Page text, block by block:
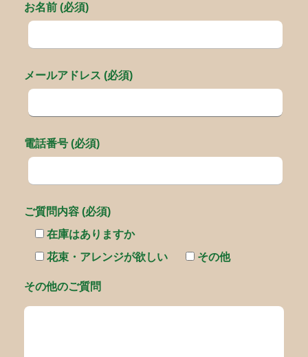
お名前 (必須)
メールアドレス (必須)
電話番号 (必須)
ご質問内容 (必須)
在庫はありますか
花束・アレンジが欲しい
その他
その他のご質問